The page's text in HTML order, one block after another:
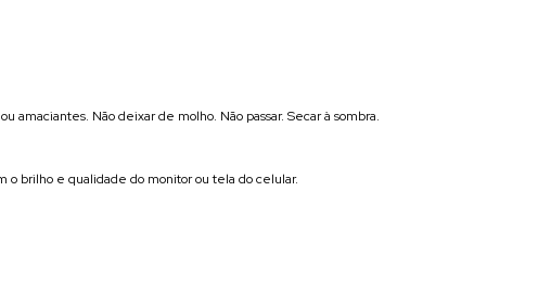
amaciantes. Não deixar de molho. Não passar. Secar à sombra.
o brilho e qualidade do monitor ou tela do celular.